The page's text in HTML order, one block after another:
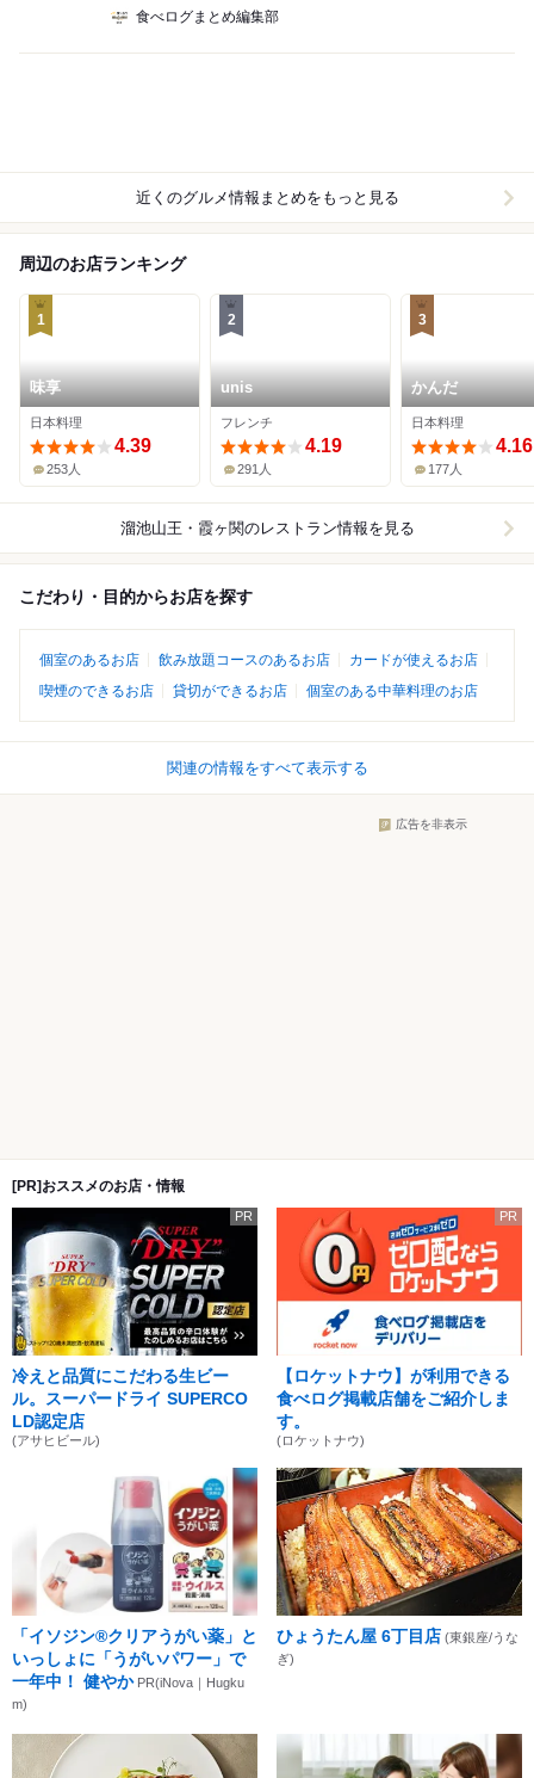
食べログまとめ編集部
近くのグルメ情報まとめをもっと見る
周辺のお店ランキング
1
味享
日本料理
4.39
253人
2
unis
フレンチ
4.19
291人
3
かんだ
日本料理
4.16
177人
溜池山王・霞ヶ関のレストラン情報を見る
こだわり・目的からお店を探す
個室のあるお店 飲み放題コースのあるお店
カードが使えるお店
喫煙のできるお店
貸切ができるお店 個室のある中華料理のお店
関連の情報をすべて表示する
広告を非表示
[PR]おススメのお店・情報
PR
冷えと品質にこだわる生ビー
ル。スーパードライ SUPERCO
LD認定店
(アサヒビール)
PR
【ロケットナウ】が利用できる
食べログ掲載店舗をご紹介しま
す。
(ロケットナウ)
「イソジン®クリアうがい薬」と
いっしょに「うがいパワー」で
一年中！ 健やか PR(iNova｜Hugku
m)
ひょうたん屋 6丁目店 (東銀座/うな
ぎ)